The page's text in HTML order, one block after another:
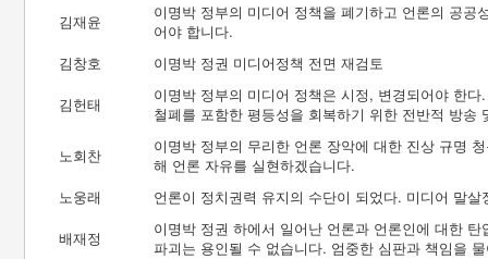
김재윤
이명박 정부의 미디어 정책을 폐기하고 언론의 공
어야 합니다.
김창호
이명박 정권 미디어정책 전면 재검토
김헌태
이명박 정부의 미디어 정책은 시정, 변경되어야 한
철폐를 포함한 평등성을 회복하기 위한 전반적 방
노회찬
이명박 정부의 무리한 언론 장악에 대한 진상 규명
해 언론 자유를 실현하겠습니다.
노웅래
언론이 정치권력 유지의 수단이 되었다. 미디어 말
배재정
이명박 정권 하에서 일어난 언론과 언론인에 대한
파괴는 용인될 수 없습니다. 엄중한 심판과 책임을